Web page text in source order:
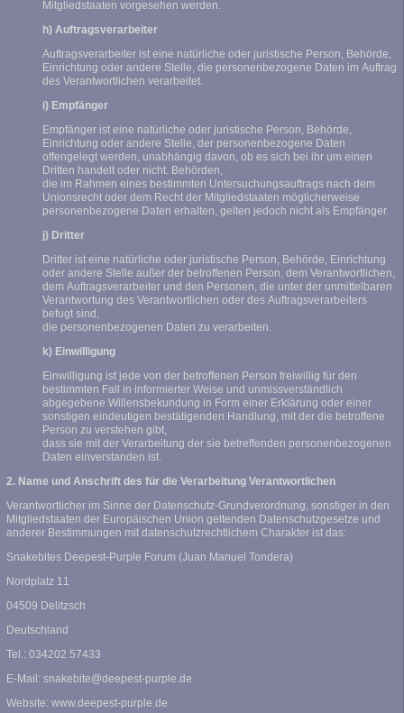
Mitgliedstaaten vorgesehen werden.
h) Auftragsverarbeiter
Auftragsverarbeiter ist eine natürliche oder juristische Person, Behörde,
Einrichtung oder andere Stelle, die personenbezogene Daten im Auftrag
des Verantwortlichen verarbeitet.
i) Empfänger
Empfänger ist eine natürliche oder juristische Person, Behörde,
Einrichtung oder andere Stelle, der personenbezogene Daten
offengelegt werden, unabhängig davon, ob es sich bei ihr um einen
Dritten handelt oder nicht. Behörden,
die im Rahmen eines bestimmten Untersuchungsauftrags nach dem
Unionsrecht oder dem Recht der Mitgliedstaaten möglicherweise
personenbezogene Daten erhalten, gelten jedoch nicht als Empfänger.
j) Dritter
Dritter ist eine natürliche oder juristische Person, Behörde, Einrichtung
oder andere Stelle außer der betroffenen Person, dem Verantwortlichen,
dem Auftragsverarbeiter und den Personen, die unter der unmittelbaren
Verantwortung des Verantwortlichen oder des Auftragsverarbeiters
befugt sind,
die personenbezogenen Daten zu verarbeiten.
k) Einwilligung
Einwilligung ist jede von der betroffenen Person freiwillig für den
bestimmten Fall in informierter Weise und unmissverständlich
abgegebene Willensbekundung in Form einer Erklärung oder einer
sonstigen eindeutigen bestätigenden Handlung, mit der die betroffene
Person zu verstehen gibt,
dass sie mit der Verarbeitung der sie betreffenden personenbezogenen
Daten einverstanden ist.
2. Name und Anschrift des für die Verarbeitung Verantwortlichen
Verantwortlicher im Sinne der Datenschutz-Grundverordnung, sonstiger in den
Mitgliedstaaten der Europäischen Union geltenden Datenschutzgesetze und
anderer Bestimmungen mit datenschutzrechtlichem Charakter ist das:
Snakebites Deepest-Purple Forum (Juan Manuel Tondera)
Nordplatz 11
04509 Delitzsch
Deutschland
Tel.: 034202 57433
E-Mail: snakebite@deepest-purple.de
Website: www.deepest-purple.de